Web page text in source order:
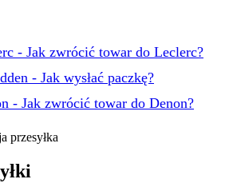
- Jak zwrócić towar do Leclerc?
- Jak wysłać paczkę?
- Jak zwrócić towar do Denon?
przesyłka